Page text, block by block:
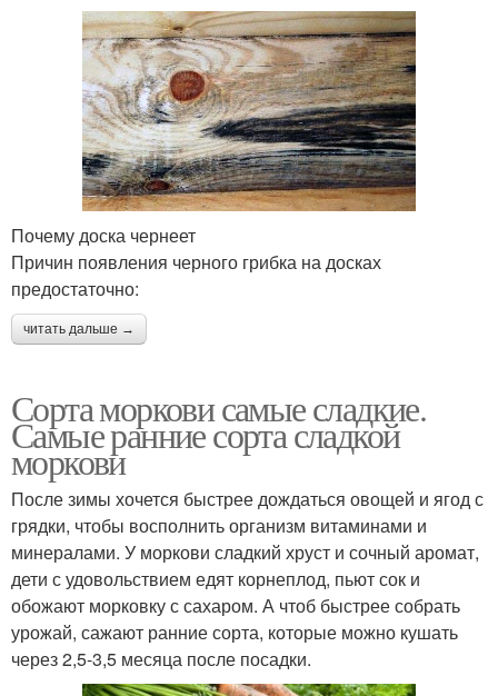
Почему доска чернеет
Причин появления черного грибка на досках
предостаточно:
читать дальше →
Сорта моркови самые сладкие.
Самые ранние сорта сладкой
моркови
После зимы хочется быстрее дождаться овощей и ягод с
грядки, чтобы восполнить организм витаминами и
минералами. У моркови сладкий хруст и сочный аромат,
дети с удовольствием едят корнеплод, пьют сок и
обожают морковку с сахаром. А чтоб быстрее собрать
урожай, сажают ранние сорта, которые можно кушать
через 2,5-3,5 месяца после посадки.